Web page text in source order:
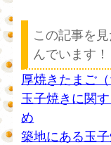
この記事を
んでいます！
厚焼きたまご
玉子焼きに関
め
築地にある玉